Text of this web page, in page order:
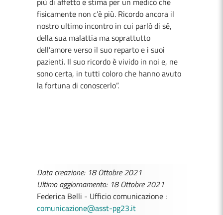
fisicamente non c’è più. Ricordo ancora il
nostro ultimo incontro in cui parlò di sé,
della sua malattia ma soprattutto
dell’amore verso il suo reparto e i suoi
pazienti. Il suo ricordo è vivido in noi e, ne
sono certa, in tutti coloro che hanno avuto
la fortuna di conoscerlo”.
Data creazione: 18 Ottobre 2021
Ultimo aggiornamento: 18 Ottobre 2021
Federica Belli - Ufficio comunicazione :
comunicazione@asst-pg23.it